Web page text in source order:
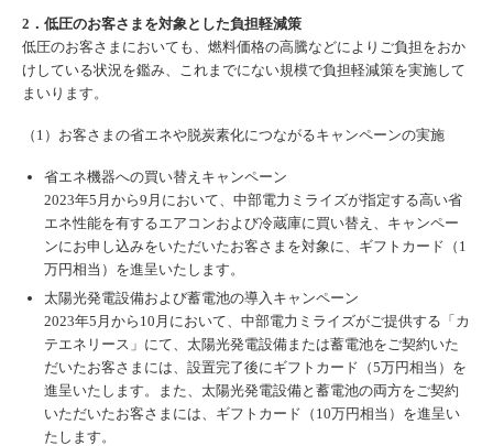
2．低圧のお客さまを対象とした負担軽減策
低圧のお客さまにおいても、燃料価格の高騰などによりご負担をおか
けしている状況を鑑み、これまでにない規模で負担軽減策を実施して
まいります。
（1）お客さまの省エネや脱炭素化につながるキャンペーンの実施
省エネ機器への買い替えキャンペーン
2023年5月から9月において、中部電力ミライズが指定する高い省
エネ性能を有するエアコンおよび冷蔵庫に買い替え、キャンペー
ンにお申し込みをいただいたお客さまを対象に、ギフトカード（1
万円相当）を進呈いたします。
太陽光発電設備および蓄電池の導入キャンペーン
2023年5月から10月において、中部電力ミライズがご提供する「カ
テエネリース」にて、太陽光発電設備または蓄電池をご契約いた
だいたお客さまには、設置完了後にギフトカード（5万円相当）を
進呈いたします。また、太陽光発電設備と蓄電池の両方をご契約
いただいたお客さまには、ギフトカード（10万円相当）を進呈い
たします。